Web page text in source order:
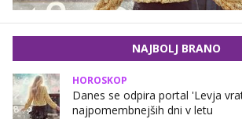
NAJBOLJ BRANO
HOROSKOP
Danes se odpira portal 'Levja
najpomembnejših dni v letu